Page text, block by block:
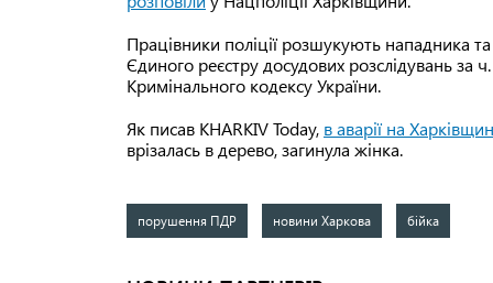
Працівники поліції розшукують нападника
Єдиного реєстру досудових розслідувань за
Кримінального кодексу України.
Як писав KHARKIV Today, в аварії на
врізалась в дерево, загинула жінка.
порушення ПДР новини Харкова бійка